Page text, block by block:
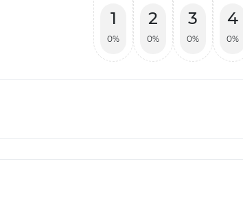
1
0%
2
0%
3
0%
4
0%